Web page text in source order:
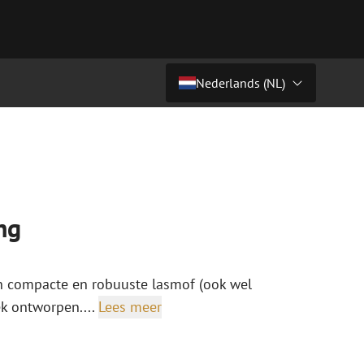
Lasapparatuur
Lasapparatuur accessoires
Nederlands (NL)
compacte en robuuste lasmof (ook wel
ontworpen.... Lees meer